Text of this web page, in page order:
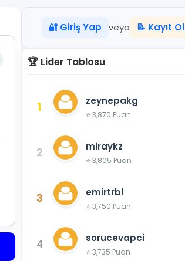
🔐 Giriş Yap veya 📝 Kayıt Ol
🏆 Lider Tablosu
1 zeynepakg
⭐ 3,870 Puan
2 miraykz
⭐ 3,805 Puan
3 emirtrbl
⭐ 3,750 Puan
4 sorucevapci
⭐ 3,735 Puan